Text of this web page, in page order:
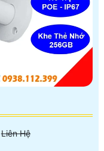
Liên Hệ